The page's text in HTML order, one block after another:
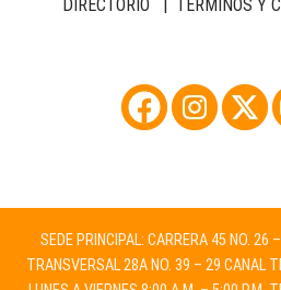
DIRECTORIO | TÉRMINOS Y
SEDE PRINCIPAL: CARRERA 45 NO. 26
TRANSVERSAL 28A NO. 39 – 29 CANAL